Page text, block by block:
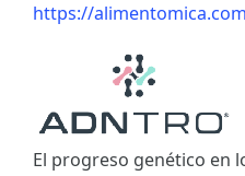
https://
El progreso genético en